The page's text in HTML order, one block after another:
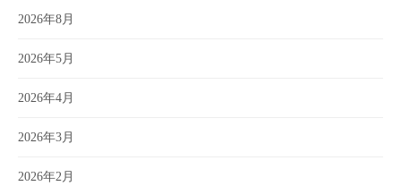
2026年8月
2026年5月
2026年4月
2026年3月
2026年2月